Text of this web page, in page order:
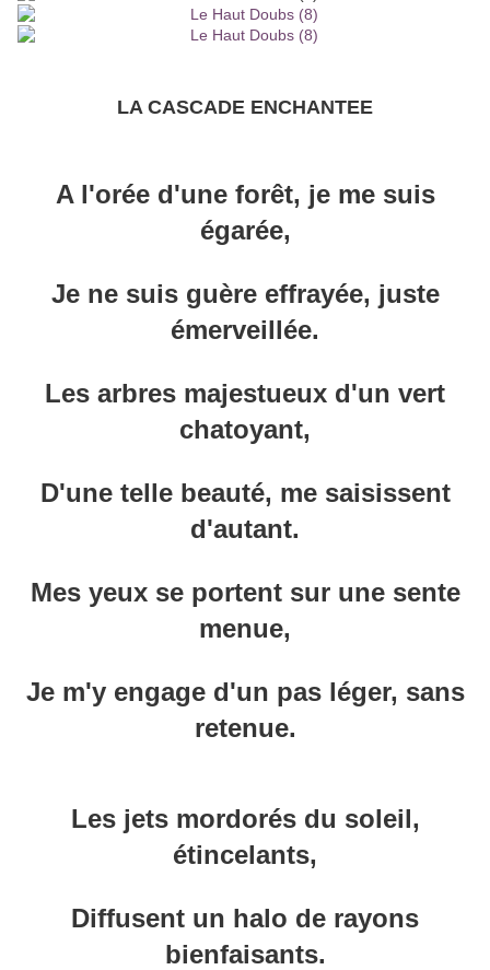
LA CASCADE ENCHANTEE
A l'orée d'une forêt, je me suis
égarée,
Je ne suis guère effrayée, juste
émerveillée.
Les arbres majestueux d'un vert
chatoyant,
D'une telle beauté, me saisissent
d'autant.
Mes yeux se portent sur une sente
menue,
Je m'y engage d'un pas léger, sans
retenue.
Les jets mordorés du soleil,
étincelants,
Diffusent un halo de rayons
bienfaisants.